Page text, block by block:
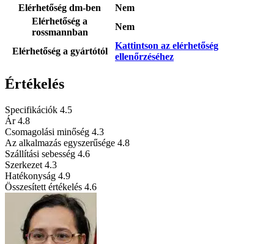
Elérhetőség dm-ben
Nem
Elérhetőség a
rossmannban
Nem
Elérhetőség a gyártótól
Kattintson az elérhetőség
ellenőrzéséhez
Értékelés
Specifikációk 4.5
Ár 4.8
Csomagolási minőség 4.3
Az alkalmazás egyszerűsége 4.8
Szállítási sebesség 4.6
Szerkezet 4.3
Hatékonyság 4.9
Összesített értékelés 4.6